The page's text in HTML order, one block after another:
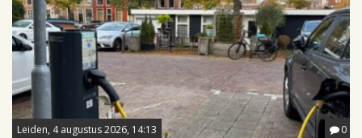
Leiden, 4 augustus 2026, 14:13 0